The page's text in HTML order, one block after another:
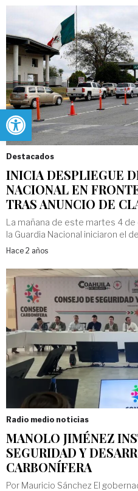
Abrir barra de herramientas
Destacados
INICIA DESPLIEGUE
NACIONAL EN
TRAS ANUNCIO DE
La mañana de este martes 4
la Guardia Nacional iniciaron el
Hace 2 años
Radio medio noticias
MANOLO JIMÉNEZ
SEGURIDAD Y
CARBONÍFERA
Por Mauricio Sánchez El